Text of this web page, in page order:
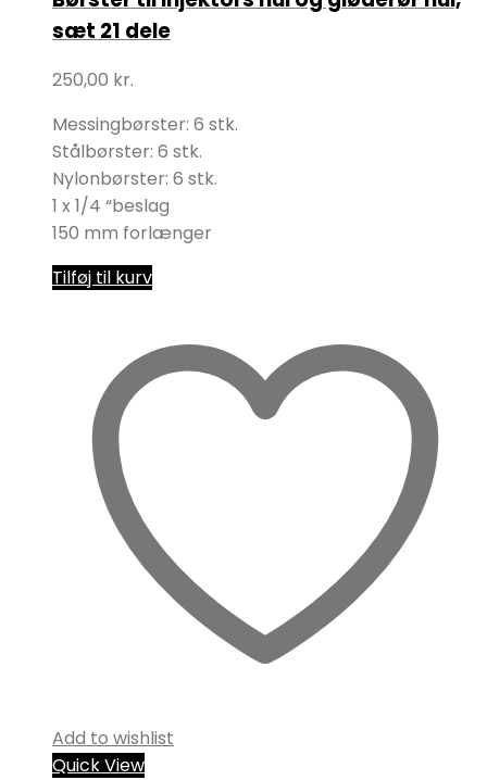
sæt 21 dele
250,00 kr.
Messingbørster: 6 stk.
Stålbørster: 6 stk.
Nylonbørster: 6 stk.
1 x 1/4 “beslag
150 mm forlænger
Tilføj til kurv
Add to wishlist
Quick View